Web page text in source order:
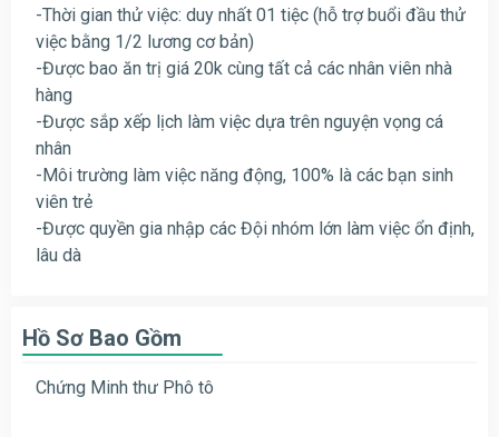
-Thời gian thử việc: duy nhất 01 tiệc (hỗ trợ buổi đầu thử
việc bằng 1/2 lương cơ bản)
-Được bao ăn trị giá 20k cùng tất cả các nhân viên nhà
hàng
-Được sắp xếp lịch làm việc dựa trên nguyện vọng cá
nhân
-Môi trường làm việc năng động, 100% là các bạn sinh
viên trẻ
-Được quyền gia nhập các Đội nhóm lớn làm việc ổn định,
lâu dà
Hồ Sơ Bao Gồm
Chứng Minh thư Phô tô